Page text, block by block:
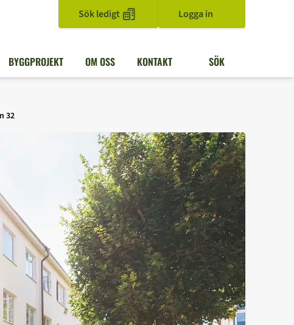
Sök ledigt Logga in
BYGGPROJEKT OM OSS KONTAKT SÖK
32